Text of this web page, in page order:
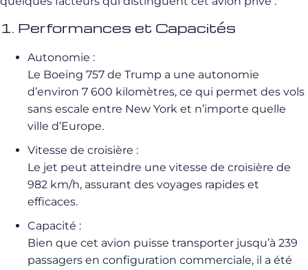
1. Performances et Capacités
Autonomie :
Le Boeing 757 de Trump a une autonomie
d’environ 7 600 kilomètres, ce qui permet des vols
sans escale entre New York et n’importe quelle
ville d’Europe.
Vitesse de croisière :
Le jet peut atteindre une vitesse de croisière de
982 km/h, assurant des voyages rapides et
efficaces.
Capacité :
Bien que cet avion puisse transporter jusqu’à 239
passagers en configuration commerciale, il a été